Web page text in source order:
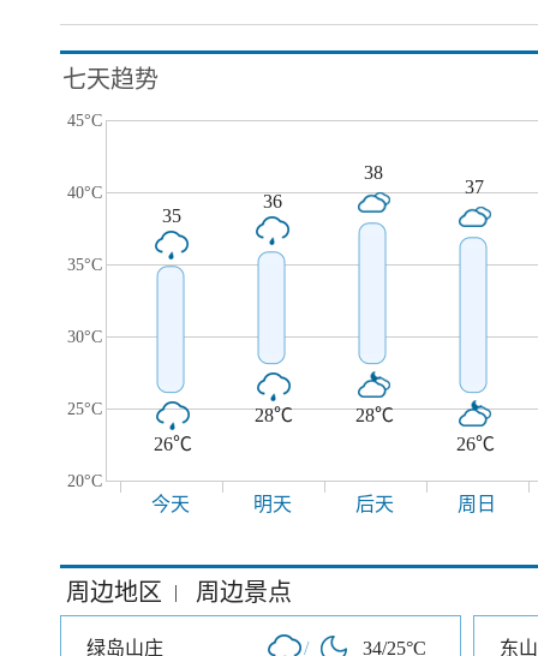
七天趋势
45°C
40°C
35°C
30°C
25°C
20°C
35
26℃
36
28℃
38
28℃
37
26℃
今天 明天 后天 周日
周边地区 | 周边景点
绿岛山庄 / 34/25°C 东